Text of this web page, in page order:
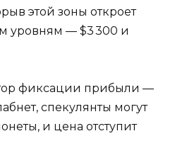
этой зоны откроет
уровням — $3 300 и
фиксации прибыли —
спекулянты могут
и цена отступит